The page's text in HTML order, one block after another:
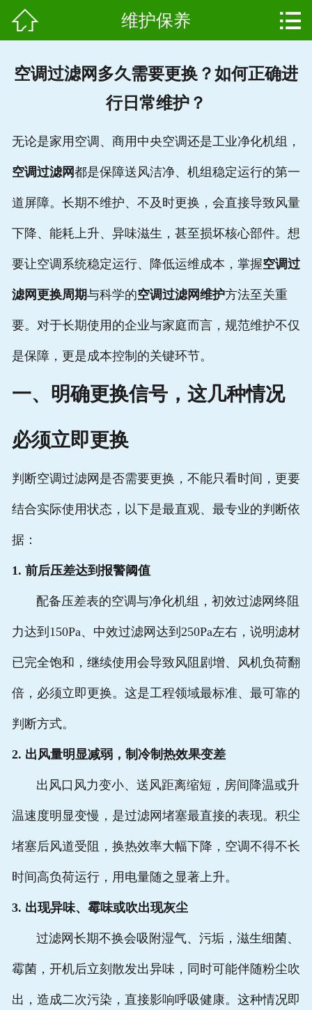
用户案例
资质证书
公司简介
联系我们
 维护保养 
空调过滤网多久需要更换？如何正确进
行日常维护？
无论是家用空调、商用中央空调还是工业净化机组，
空调过滤网都是保障送风洁净、机组稳定运行的第一
道屏障。长期不维护、不及时更换，会直接导致风量
下降、能耗上升、异味滋生，甚至损坏核心部件。想
要让空调系统稳定运行、降低运维成本，掌握空调过
滤网更换周期与科学的空调过滤网维护方法至关重
要。对于长期使用的企业与家庭而言，规范维护不仅
是保障，更是成本控制的关键环节。
一、明确更换信号，这几种情况
必须立即更换
判断空调过滤网是否需要更换，不能只看时间，更要
结合实际使用状态，以下是最直观、最专业的判断依
据：
1. 前后压差达到报警阈值
配备压差表的空调与净化机组，初效过滤网终阻
力达到150Pa、中效过滤网达到250Pa左右，说明滤材
已完全饱和，继续使用会导致风阻剧增、风机负荷翻
倍，必须立即更换。这是工程领域最标准、最可靠的
判断方式。
2. 出风量明显减弱，制冷制热效果变差
出风口风力变小、送风距离缩短，房间降温或升
温速度明显变慢，是过滤网堵塞最直接的表现。积尘
堵塞后风道受阻，换热效率大幅下降，空调不得不长
时间高负荷运行，用电量随之显著上升。
3. 出现异味、霉味或吹出现灰尘
过滤网长期不换会吸附湿气、污垢，滋生细菌、
霉菌，开机后立刻散发出异味，同时可能伴随粉尘吹
出，造成二次污染，直接影响呼吸健康。这种情况即